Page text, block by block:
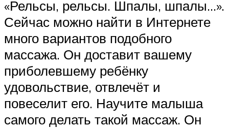
«Рельсы, рельсы. Шпалы, шпалы…».
Сейчас можно найти в Интернете
много вариантов подобного
массажа. Он доставит вашему
приболевшему ребёнку
удовольствие, отвлечёт и
повеселит его. Научите малыша
самого делать такой массаж. Он